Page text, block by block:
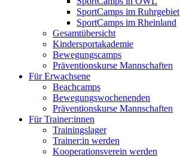
SportCamps im Ruhrgebiet
SportCamps im Rheinland
Gesamtübersicht
Kindersportakademie
Bewegungscamps
Präventionskurse Mannschaften
Für Erwachsene
Beachcamps
Bewegungswochenenden
Präventionskurse Mannschaften
Für Trainer:innen
Trainingslager
Trainer:in werden
Kooperationsverein werden